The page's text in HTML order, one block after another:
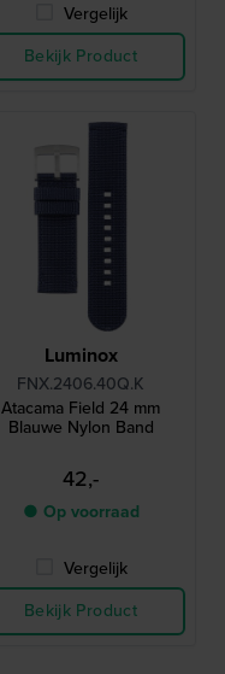
Vergelijk
Bekijk Product
Luminox
FNX.2406.40Q.K
Atacama Field 24 mm
Blauwe Nylon Band
42,-
● Op voorraad
Vergelijk
Bekijk Product